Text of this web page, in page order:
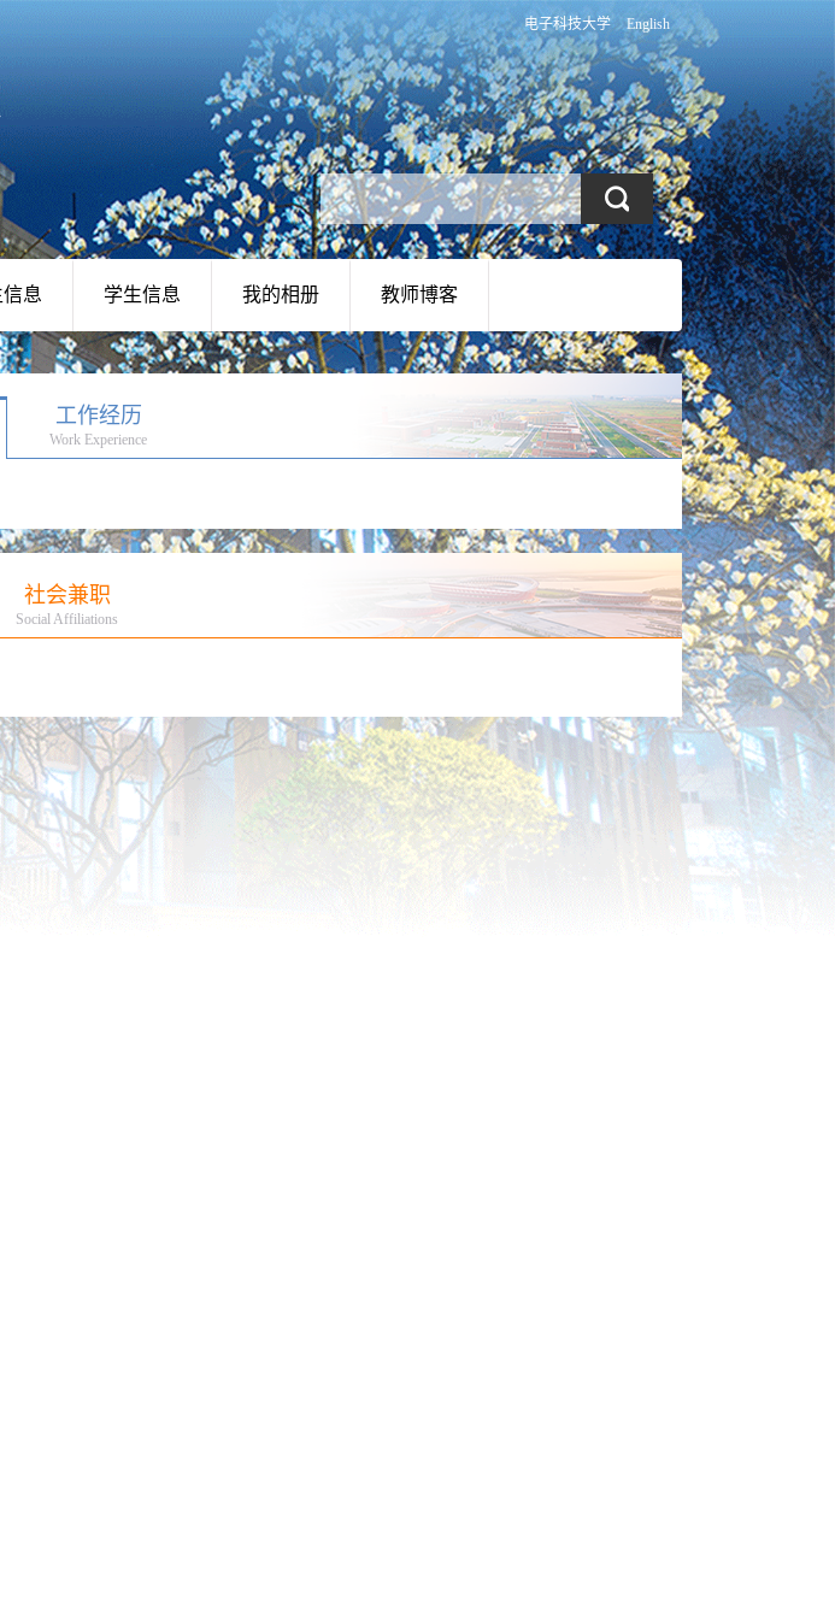
电子科技大学 English
息 学生信息 我的相册 教师博客
工作经历
Work Experience
社会兼职
Social Affiliations